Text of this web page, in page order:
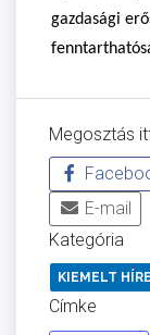
gazdasági
Megosztás
E-mail
Kategória
KIEMELT
Címke